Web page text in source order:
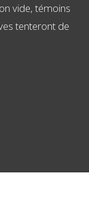
vide, témoins
tenteront de